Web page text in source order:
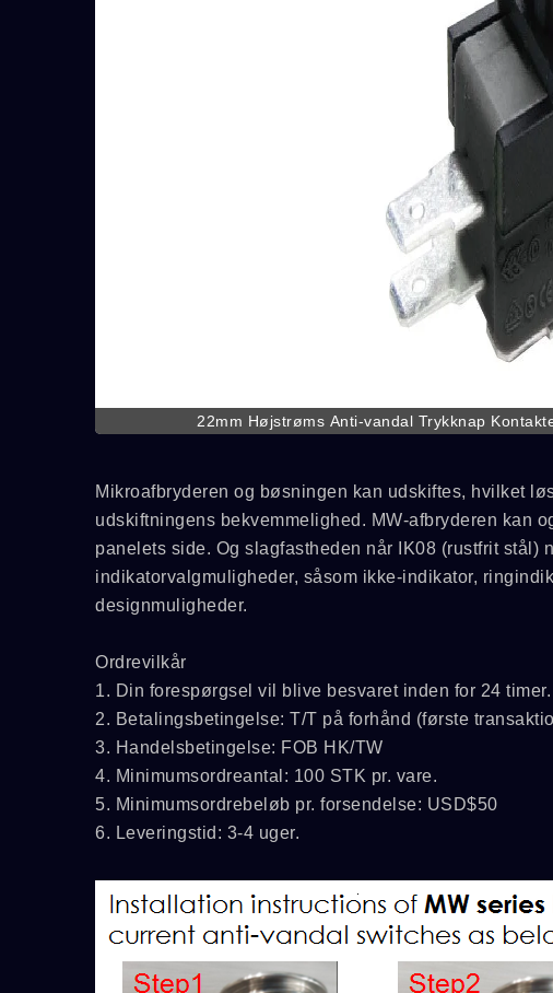
22mm Højstrøms Anti-vandal Trykknap
Mikroafbryderen og bøsningen kan udskiftes, hvilket
udskiftningens bekvemmelighed. MW-afbryderen kan
panelets side. Og slagfastheden når IK08 (rustfrit
indikatorvalgmuligheder, såsom ikke-indikator,
designmuligheder.
Ordrevilkår
1. Din forespørgsel vil blive besvaret inden for 24 timer.
2. Betalingsbetingelse: T/T på forhånd (første
3. Handelsbetingelse: FOB HK/TW
4. Minimumsordreantal: 100 STK pr. vare.
5. Minimumsordrebeløb pr. forsendelse: USD$50
6. Leveringstid: 3-4 uger.